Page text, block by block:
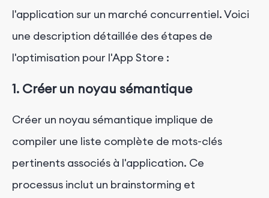
l'application sur un marché concurrentiel. Voici
une description détaillée des étapes de
l'optimisation pour l'App Store :
1. Créer un noyau sémantique
Créer un noyau sémantique implique de
compiler une liste complète de mots-clés
pertinents associés à l'application. Ce
processus inclut un brainstorming et